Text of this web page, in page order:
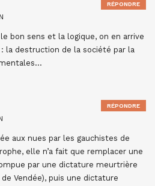
bon sens et la logique, on en arrive
la destruction de la société par la
RÉPONDRE
aux nues par les gauchistes de
elle n’a fait que remplacer une
par une dictature meurtrière
Vendée), puis une dictature
RÉPONDRE